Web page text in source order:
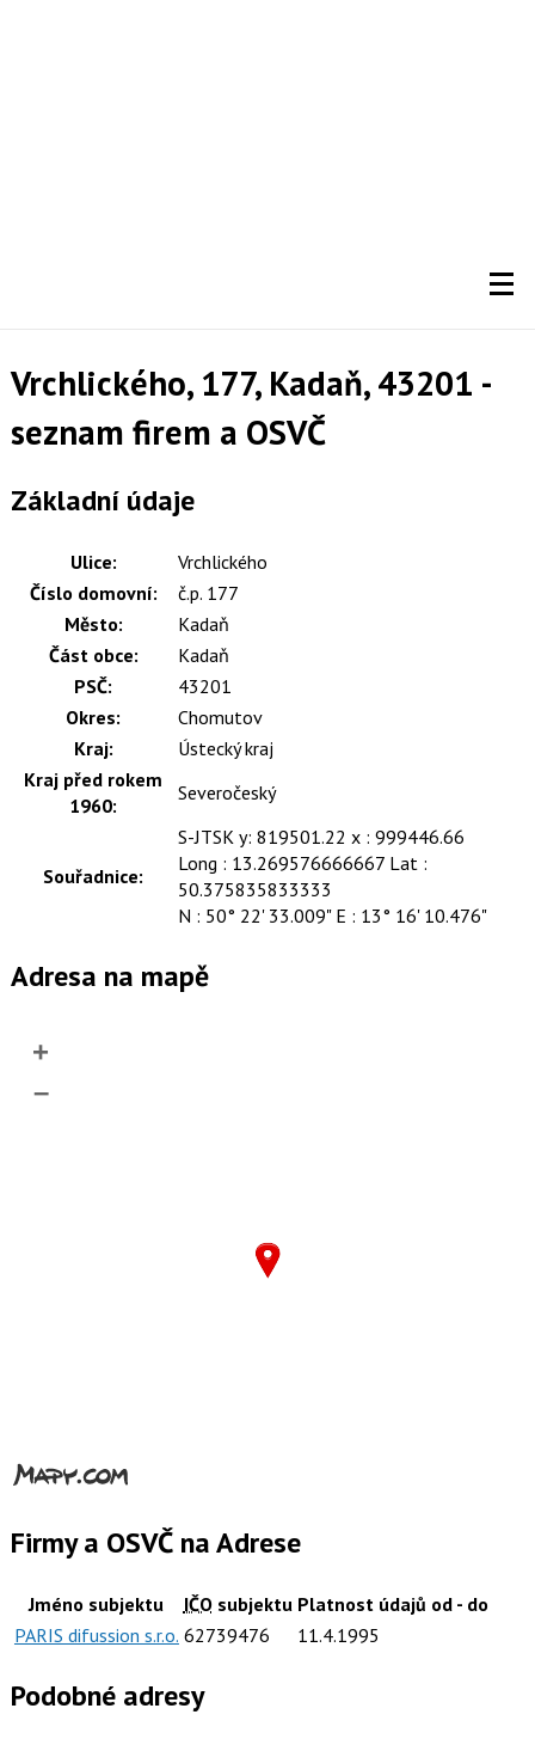
Vrchlického, 177, Kadaň, 43201 -
seznam firem a OSVČ
Základní údaje
Ulice:
Vrchlického
Číslo domovní:
č.p. 177
Město:
Kadaň
Část obce:
Kadaň
PSČ:
43201
Okres:
Chomutov
Kraj:
Ústecký kraj
Kraj před rokem
1960:
Severočeský
Souřadnice:
S-JTSK y: 819501.22 x : 999446.66
Long : 13.269576666667 Lat :
50.375835833333
N : 50° 22' 33.009" E : 13° 16' 10.476"
Adresa na mapě
+
–
Firmy a OSVČ na Adrese
Jméno subjektu IČOsubjektu Platnost údajů od - do
PARIS difussion s.r.o. 62739476 11.4.1995
Podobné adresy